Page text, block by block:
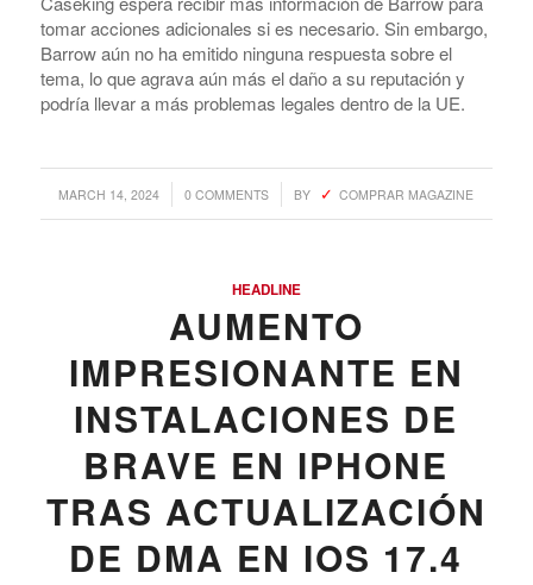
tomar acciones adicionales si es necesario. Sin embargo,
Barrow aún no ha emitido ninguna respuesta sobre el
tema, lo que agrava aún más el daño a su reputación y
podría llevar a más problemas legales dentro de la UE.
MARCH 14, 2024
/ 0 COMMENTS
/ BY COMPRAR MAGAZINE
HEADLINE
AUMENTO
IMPRESIONANTE EN
INSTALACIONES DE
BRAVE EN IPHONE
TRAS ACTUALIZACIÓN
DE DMA EN IOS 17.4